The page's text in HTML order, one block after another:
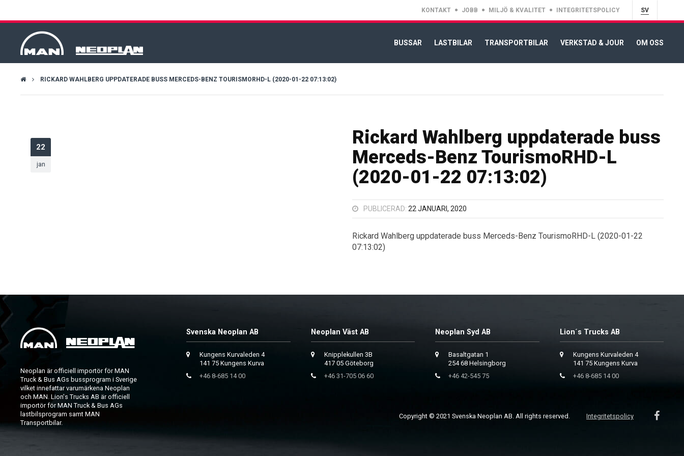
KONTAKT JOBB MILJÖ & KVALITET INTEGRITETSPOLICY SV
BUSSAR LASTBILAR TRANSPORTBILAR VERKSTAD & JOUR OM OSS
RICKARD WAHLBERG UPPDATERADE BUSS MERCEDS-BENZ TOURISMORHD-L (2020-01-22 07:13:02)
22
jan
Rickard Wahlberg uppdaterade buss
Merceds-Benz TourismoRHD-L
(2020-01-22 07:13:02)
PUBLICERAD: 22 JANUARI, 2020
Rickard Wahlberg uppdaterade buss Merceds-Benz TourismoRHD-L (2020-01-22
07:13:02)
Neoplan är officiell importör för MAN
Truck & Bus AGs bussprogram i Sverige
vilket innefattar varumärkena Neoplan
och MAN. Lion's Trucks AB är officiell
importör för MAN Truck & Bus AGs
lastbilsprogram samt MAN
Transportbilar.
Svenska Neoplan AB
Kungens Kurvaleden 4
141 75 Kungens Kurva
+46 8-685 14 00
Neoplan Väst AB
Knipplekullen 3B
417 05 Göteborg
+46 31-705 06 60
Neoplan Syd AB
Basaltgatan 1
254 68 Helsingborg
+46 42-545 75
Lion´s Trucks AB
Kungens Kurvaleden 4
141 75 Kungens Kurva
+46 8-685 14 00
Copyright © 2021 Svenska Neoplan AB. All rights reserved. Integritetspolicy